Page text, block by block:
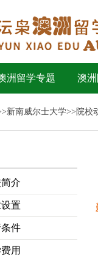
洲留学专题 澳
新南威尔士大学>> 院校
介
置
件
用